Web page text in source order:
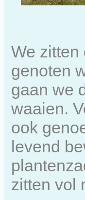
We zitten
genoten
gaan we
waaien.
ook
levend
zitten vol